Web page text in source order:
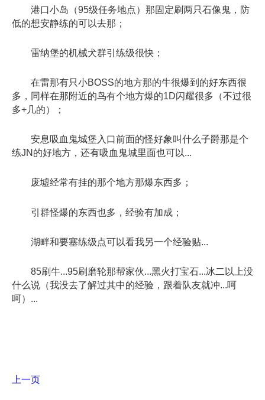
港口小岛（95级任务地点）那固定刷两只石像鬼，防
低的想安静练的可以去那；
雷纳堡的机械犬群引练级很快；
在雷那有只小BOSS的地方那的牛很爆到的好东西很
多，同样在那附近的鸟有个地方爆的1D闪耀很多（不过很
多+几的）；
安息吸血鬼城堡入口前面的怪好象叫什么子爵那是个
练JN的好地方，还有吸血鬼城里面也可以...
废墟经常有挂的那个地方那爆东西多；
引群怪爆的东西也多，经验有加成；
湖畔和要塞练级点可以看我另一个经验贴...
85刷牛...95刷磨轮那帮家伙...黑火打宝石...冰二以上没
什么说（我没去了解过其中的经验，跟着队友就冲...呵
呵）...
上一页